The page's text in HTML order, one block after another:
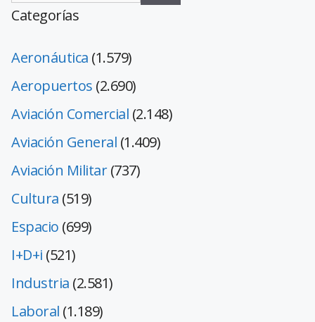
Categorías
Aeronáutica (1.579)
Aeropuertos (2.690)
Aviación Comercial (2.148)
Aviación General (1.409)
Aviación Militar(737)
Cultura (519)
Espacio (699)
I+D+i (521)
Industria (2.581)
Laboral (1.189)